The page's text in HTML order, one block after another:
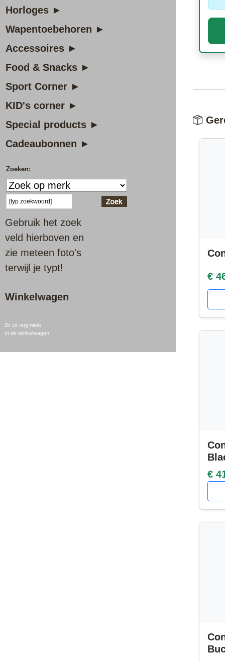
Horloges ►
Wapentoebehoren ►
Accessoires ►
Food & Snacks ►
Sport Corner ►
KID's corner ►
Special products ►
Cadeaubonnen ►
Zoeken:
Gebruik het zoek
veld hierboven en
zie meteen foto's
terwijl je typt!
Winkelwagen
Er zit nog niets
in de winkelwagen.
€
€